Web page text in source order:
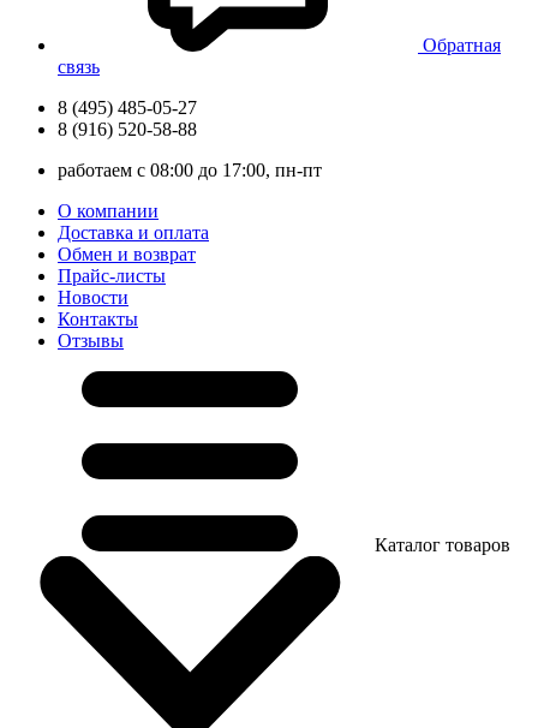
Обратная
связь
8 (495) 485-05-27
8 (916) 520-58-88
работаем с 08:00 до 17:00, пн-пт
О компании
Доставка и оплата
Обмен и возврат
Прайс-листы
Новости
Контакты
Отзывы
Каталог товаров